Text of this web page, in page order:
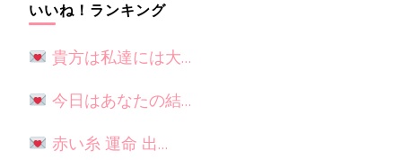
いいね！ランキング
貴方は私達には大…
今日はあなたの結…
赤い糸 運命 出…